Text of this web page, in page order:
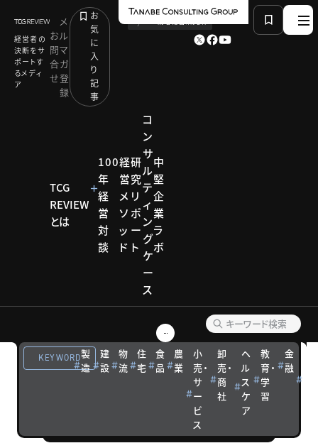
経営者の
決断をサ
ポートす
るメディ
ア
お
問
合
せ
メ
ル
マ
ガ
登
録
お
気
に
入
り
記
事
TCG
REVIEW
とは
100
年
経
営
対
談
経
営
メ
ソ
ッ
ド
研
究
リ
ポ
ー
ト
コ
ン
サ
ル
テ
ィ
ン
グ
ケ
ー
ス
中
堅
企
業
ラ
ボ
KEYWORD製
造
建
設
物
流
住
宅
食
品
農
業
小
売・
サ
ー
ビ
ス
卸
売・
商
社
ヘ
ル
ス
ケ
ア
教
育・
学
習
金
融
モデル企業
公民連携の未来を描く経営者人材を育成
モデル企業
モデル
【企業事例】
略を実践する
企業の成功ス